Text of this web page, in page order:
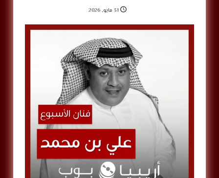
31 مايو, 2026